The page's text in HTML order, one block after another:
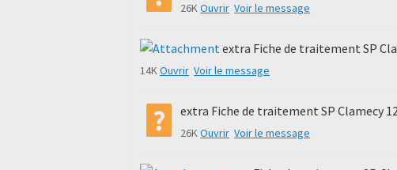
26KOuvrir Voir le message
extra Fiche de traitement SP
14KOuvrir Voir le message
extra Fiche de traitement SP Clamecy
26KOuvrir Voir le message